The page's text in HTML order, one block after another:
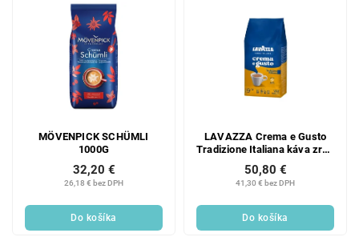
MÖVENPICK SCHÜMLI
1000G
26,18 € bez DPH
32,20 €
Do košíka
LAVAZZA Crema e Gusto
Tradizione Italiana káva zrno
41,30 € bez DPH
50,80 €
Do košíka